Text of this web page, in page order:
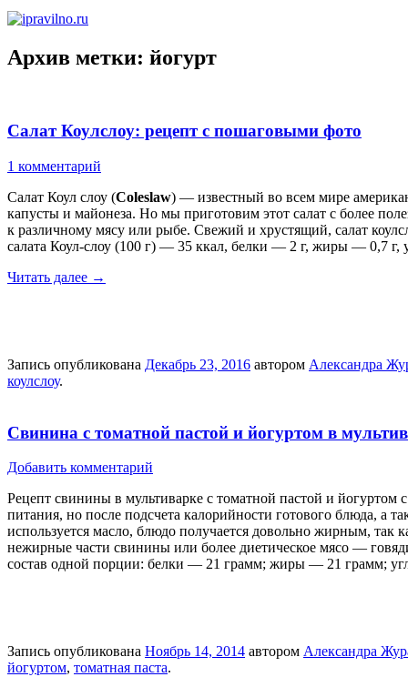
Архив метки: йогурт
Салат Коулслоу: рецепт с пошаговыми фото
1 комментарий
Салат Коул слоу (Coleslaw) — известный во всем мире
капусты и майонеза. Но мы приготовим этот салат с более
к различному мясу или рыбе. Свежий и хрустящий, салат
салата Коул-слоу (100 г) — 35 ккал, белки — 2 г, жиры — 0,7 г,
Читать далее →
Запись опубликована Декабрь 23, 2016 автором Александра
коулслоу.
Свинина с томатной пастой и йогуртом в
Добавить комментарий
Рецепт свинины в мультиварке с томатной пастой и йогуртом
питания, но после подсчета калорийности готового блюда, а
используется масло, блюдо получается довольно жирным, так
нежирные части свинины или более диетическое мясо —
состав одной порции: белки — 21 грамм; жиры — 21 грамм;
Запись опубликована Ноябрь 14, 2014 автором Александра
йогуртом, томатная паста.